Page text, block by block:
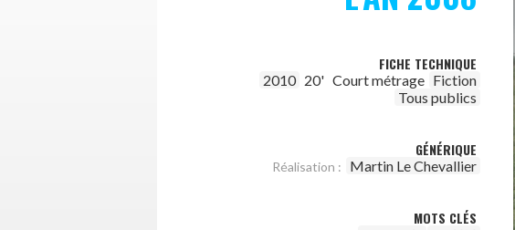
FICHE TECHNIQUE
2010 20' Court métrage Fiction
Tous publics
GÉNÉRIQUE
Réalisation : Martin Le Chevallier
MOTS CLÉS